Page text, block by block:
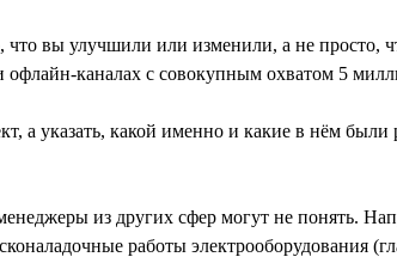
что вы улучшили или изменили, а не просто,
каналах с совокупным охватом 5
а указать, какой именно и какие в нём
из других сфер могут не понять.
работы электрооборудования